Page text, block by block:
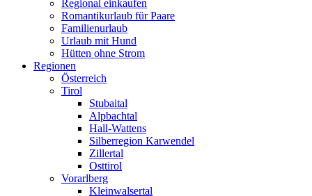
Regional einkaufen
Romantikurlaub für Paare
Familienurlaub
Urlaub mit Hund
Hütten ohne Strom
Regionen
Österreich
Tirol
Stubaital
Alpbachtal
Hall-Wattens
Silberregion Karwendel
Zillertal
Osttirol
Vorarlberg
Kleinwalsertal